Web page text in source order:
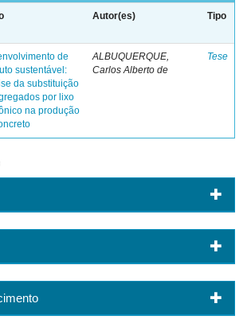
Autor(es) Tipo
de
sustentável:
da substituição
por lixo
na produção
ALBUQUERQUE,
Carlos Alberto de
Tese